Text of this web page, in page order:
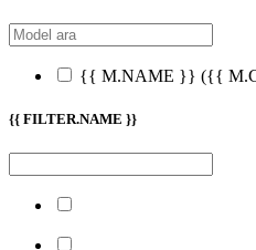
{{ M.NAME }} ({{
{{ FILTER.NAME }}